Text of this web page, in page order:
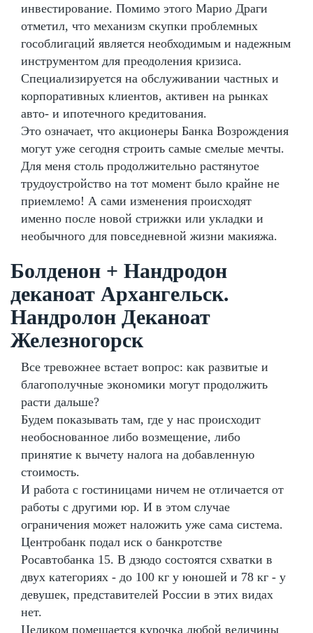
инвестирование. Помимо этого Марио Драги
отметил, что механизм скупки проблемных
гособлигаций является необходимым и надежным
инструментом для преодоления кризиса.
Специализируется на обслуживании частных и
корпоративных клиентов, активен на рынках
авто- и ипотечного кредитования.
Это означает, что акционеры Банка Возрождения
могут уже сегодня строить самые смелые мечты.
Для меня столь продолжительно растянутое
трудоустройство на тот момент было крайне не
приемлемо! А сами изменения происходят
именно после новой стрижки или укладки и
необычного для повседневной жизни макияжа.
Болденон + Нандродон
деканоат Архангельск.
Нандролон Деканоат
Железногорск
Все тревожнее встает вопрос: как развитые и
благополучные экономики могут продолжить
расти дальше?
Будем показывать там, где у нас происходит
необоснованное либо возмещение, либо
принятие к вычету налога на добавленную
стоимость.
И работа с гостиницами ничем не отличается от
работы с другими юр. И в этом случае
ограничения может наложить уже сама система.
Центробанк подал иск о банкротстве
Росавтобанка 15. В дзюдо состоятся схватки в
двух категориях - до 100 кг у юношей и 78 кг - у
девушек, представителей России в этих видах
нет.
Целиком помещается курочка любой величины